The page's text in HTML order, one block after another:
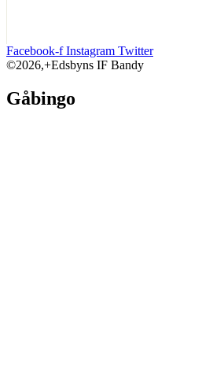
Facebook-f Instagram Twitter
©2026,+Edsbyns IF Bandy
Gåbingo